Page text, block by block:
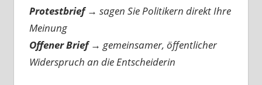
Protestbrief → sagen Sie Politikern direkt Ihre
Meinung
Offener Brief → gemeinsamer, öffentlicher
Widerspruch an die Entscheiderin